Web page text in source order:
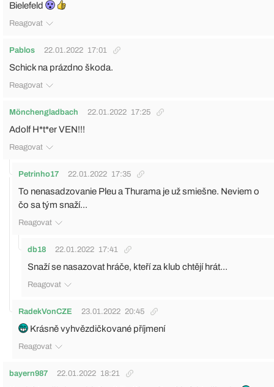
Bielefeld
Reagovat
Pablos 22.01.2022 17:01
Schick na prázdno škoda.
Reagovat
Mönchengladbach 22.01.2022 17:25
Adolf H*t*er VEN!!!
Reagovat
Petrinho17 22.01.2022 17:35
To nenasadzovanie Pleu a Thurama je už smiešne. Neviem o
čo sa tým snaží...
Reagovat
db18 22.01.2022 17:41
Snaží se nasazovat hráče, kteří za klub chtějí hrát...
Reagovat
RadekVonCZE 23.01.2022 20:45
Krásně vyhvězdičkované příjmení
Reagovat
bayern987 22.01.2022 18:21